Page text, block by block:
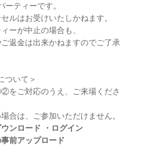
ーティーです。
ルはお受けいたしかねます。
ーが中止の場合も、
返金は出来かねますのでご了承
ついて＞
をご対応のうえ、ご来場くださ
合は、ご参加いただけません。
ンロード ・ログイン
前アップロード